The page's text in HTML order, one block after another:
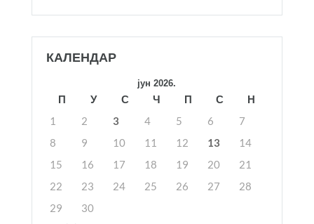
КАЛЕНДАР
јун 2026.
П У С Ч П С
Н
1
2 3 4 5 6
7
8
9 10 11 12 13
14
15
16 17 18 19 20
21
22
23 24 25 26 27
28
29
30